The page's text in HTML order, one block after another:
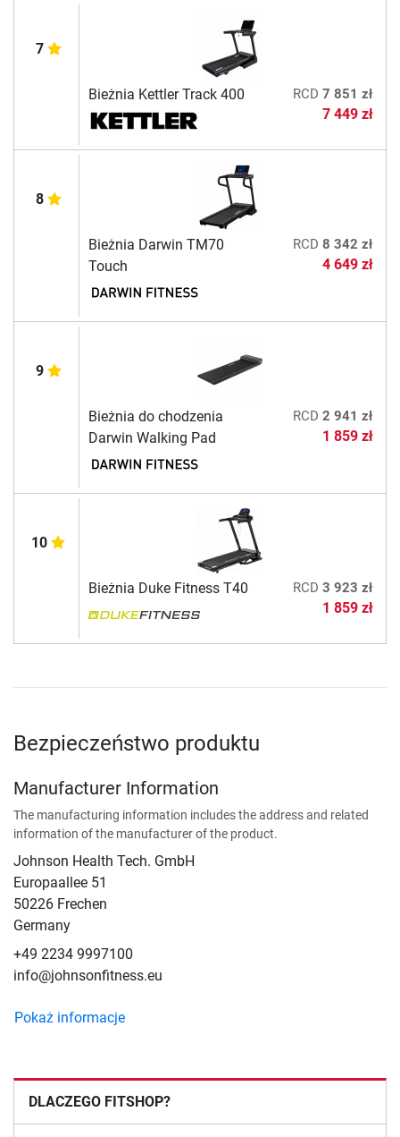
7
Bieżnia Kettler Track 400 RCD 7 851 zł
7 449 zł
8
Bieżnia Darwin TM70
Touch
RCD 8 342 zł
4 649 zł
9
Bieżnia do chodzenia
Darwin Walking Pad
RCD 2 941 zł
1 859 zł
10
Bieżnia Duke Fitness T40 RCD 3 923 zł
1 859 zł
Bezpieczeństwo produktu
Manufacturer Information
The manufacturing information includes the address and related
information of the manufacturer of the product.
Johnson Health Tech. GmbH
Europaallee 51
50226 Frechen
Germany
+49 2234 9997100
info@johnsonfitness.eu
Pokaż informacje
DLACZEGO FITSHOP?